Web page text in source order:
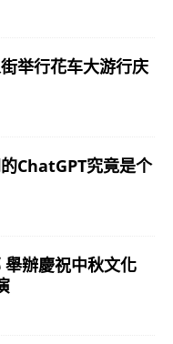
街举行花车大游行庆
的ChatGPT究竟是个
舉辦慶祝中秋文化